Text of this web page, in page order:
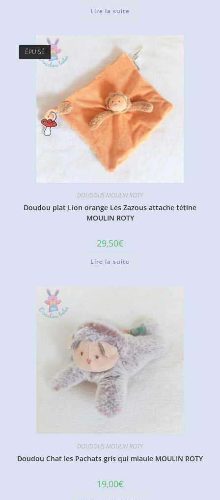
Lire la suite
ÉPUISÉ
DOUDOUS MOULIN ROTY
Doudou plat Lion orange Les Zazous attache tétine
MOULIN ROTY
29,50€
Lire la suite
DOUDOUS MOULIN ROTY
Doudou Chat les Pachats gris qui miaule MOULIN ROTY
19,00€